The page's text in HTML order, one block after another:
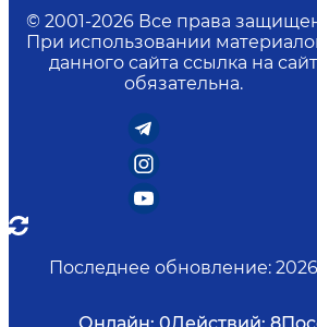
© 2001-2026 Все права
При использовании
данного сайта ссылка на сайт
обязательна.
Последнее обновление: